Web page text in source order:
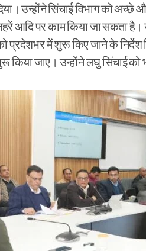
उन्होंने सिंचाई विभाग को अच्छे
आदि पर काम किया जा सकता
प्रदेशभर में शुरू किए जाने के निर्देश
जाए। उन्होंने लघु सिंचाई को